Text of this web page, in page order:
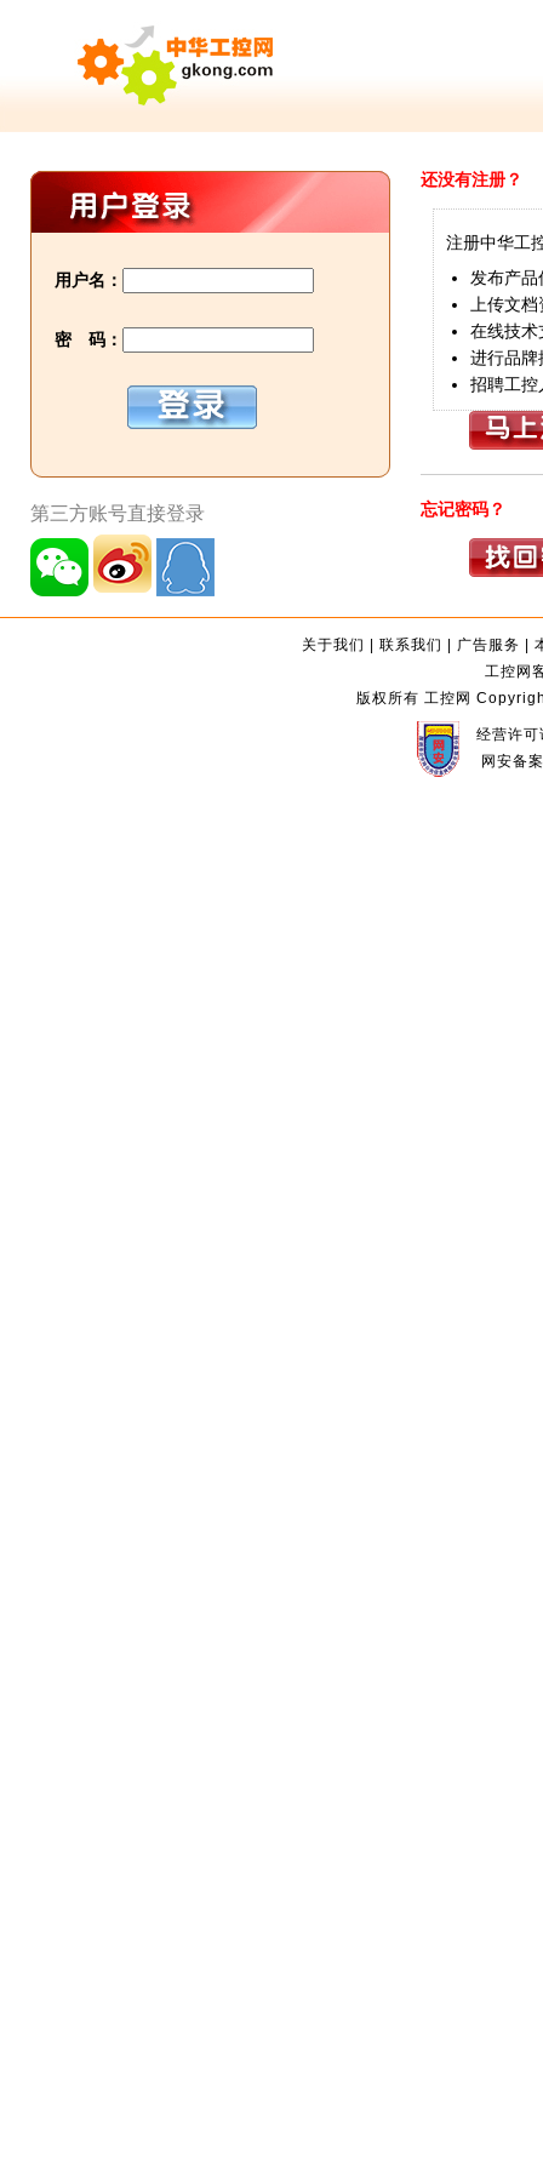
用户名：
密 码：
第三方账号直接登录
还没有注册？
注册中华工
发布产品
上传文档
在线技术
进行品牌
招聘工控
忘记密码？
关于我们 |联系我们 | 广告服务 |
工控网
版权所有 工控网
经营许
网安备